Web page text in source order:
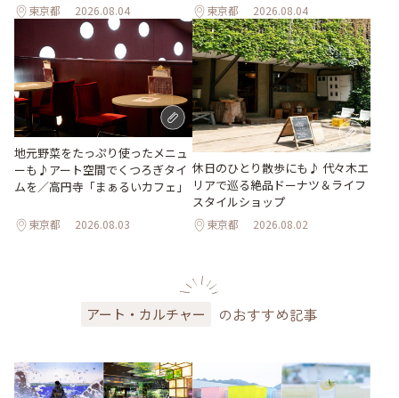
東京都 2026.08.04 東京都 2026.08.04
地元野菜をたっぷり使ったメニュ
ーも♪アート空間でくつろぎタイ
ムを／高円寺「まぁるいカフェ」
東京都 2026.08.03
休日のひとり散歩にも♪ 代々木エ
リアで巡る絶品ドーナツ＆ライフ
スタイルショップ
東京都 2026.08.02
アート・カルチャー のおすすめ記事